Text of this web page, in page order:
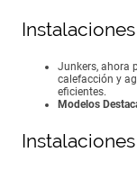
Junkers, ahora
calefacción y
eficientes.
Modelos